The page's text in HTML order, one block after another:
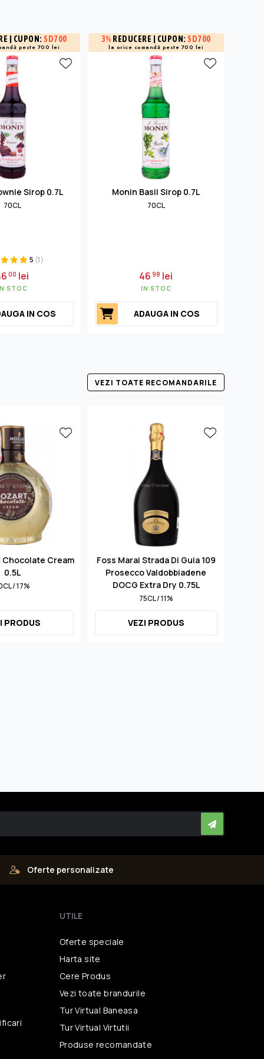
| CUPON:SD700
peste 700 lei
Sirop 0.7L
70CL
5 (1)
00 lei
STOC
IN COS
3% REDUCERE | CUPON:SD700
la orice comandă peste 700 lei
Monin Basil Sirop 0.7L
70CL
4698 lei
IN STOC
ADAUGA IN COS
VEZI TOATE RECOMANDARILE
Cream
0.5L
/ 17%
PRODUS
Foss Marai Strada Di Guia 109
Prosecco Valdobbiadene
DOCG Extra Dry 0.75L
75CL / 11%
VEZI PRODUS
Oferte personalizate
UTILE
Oferte speciale
Harta site
Cere Produs
Vezi toate brandurile
Tur Virtual Baneasa
Tur Virtual Virtutii
Produse recomandate